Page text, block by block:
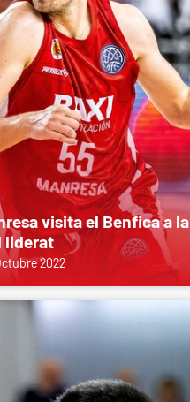
visita el Benfica a la
liderat
2022